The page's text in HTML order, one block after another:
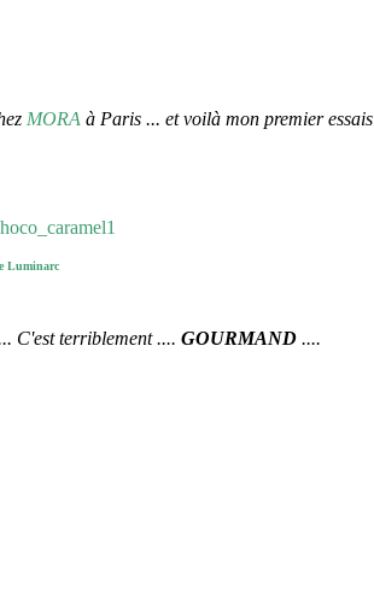
MORA à Paris ... et voilà mon premier essais
Luminarc
C'est terriblement .... GOURMAND ....